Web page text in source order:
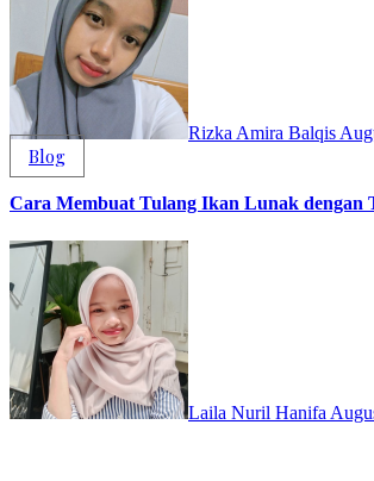
Rizka Amira Balqis
Blog
Cara Membuat Tulang Ikan Lunak dengan
Laila Nuril Hanifa